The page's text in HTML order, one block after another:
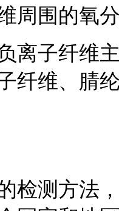
周围的氧
离子纤维
纤维、腈
检测方法